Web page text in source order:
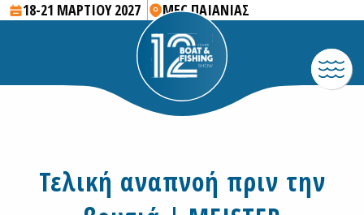
18-21 ΜΑΡΤΙΟΥ 2027 MEC ΠΑΙΑΝΙΑΣ
Τελική αναπνοή πριν την